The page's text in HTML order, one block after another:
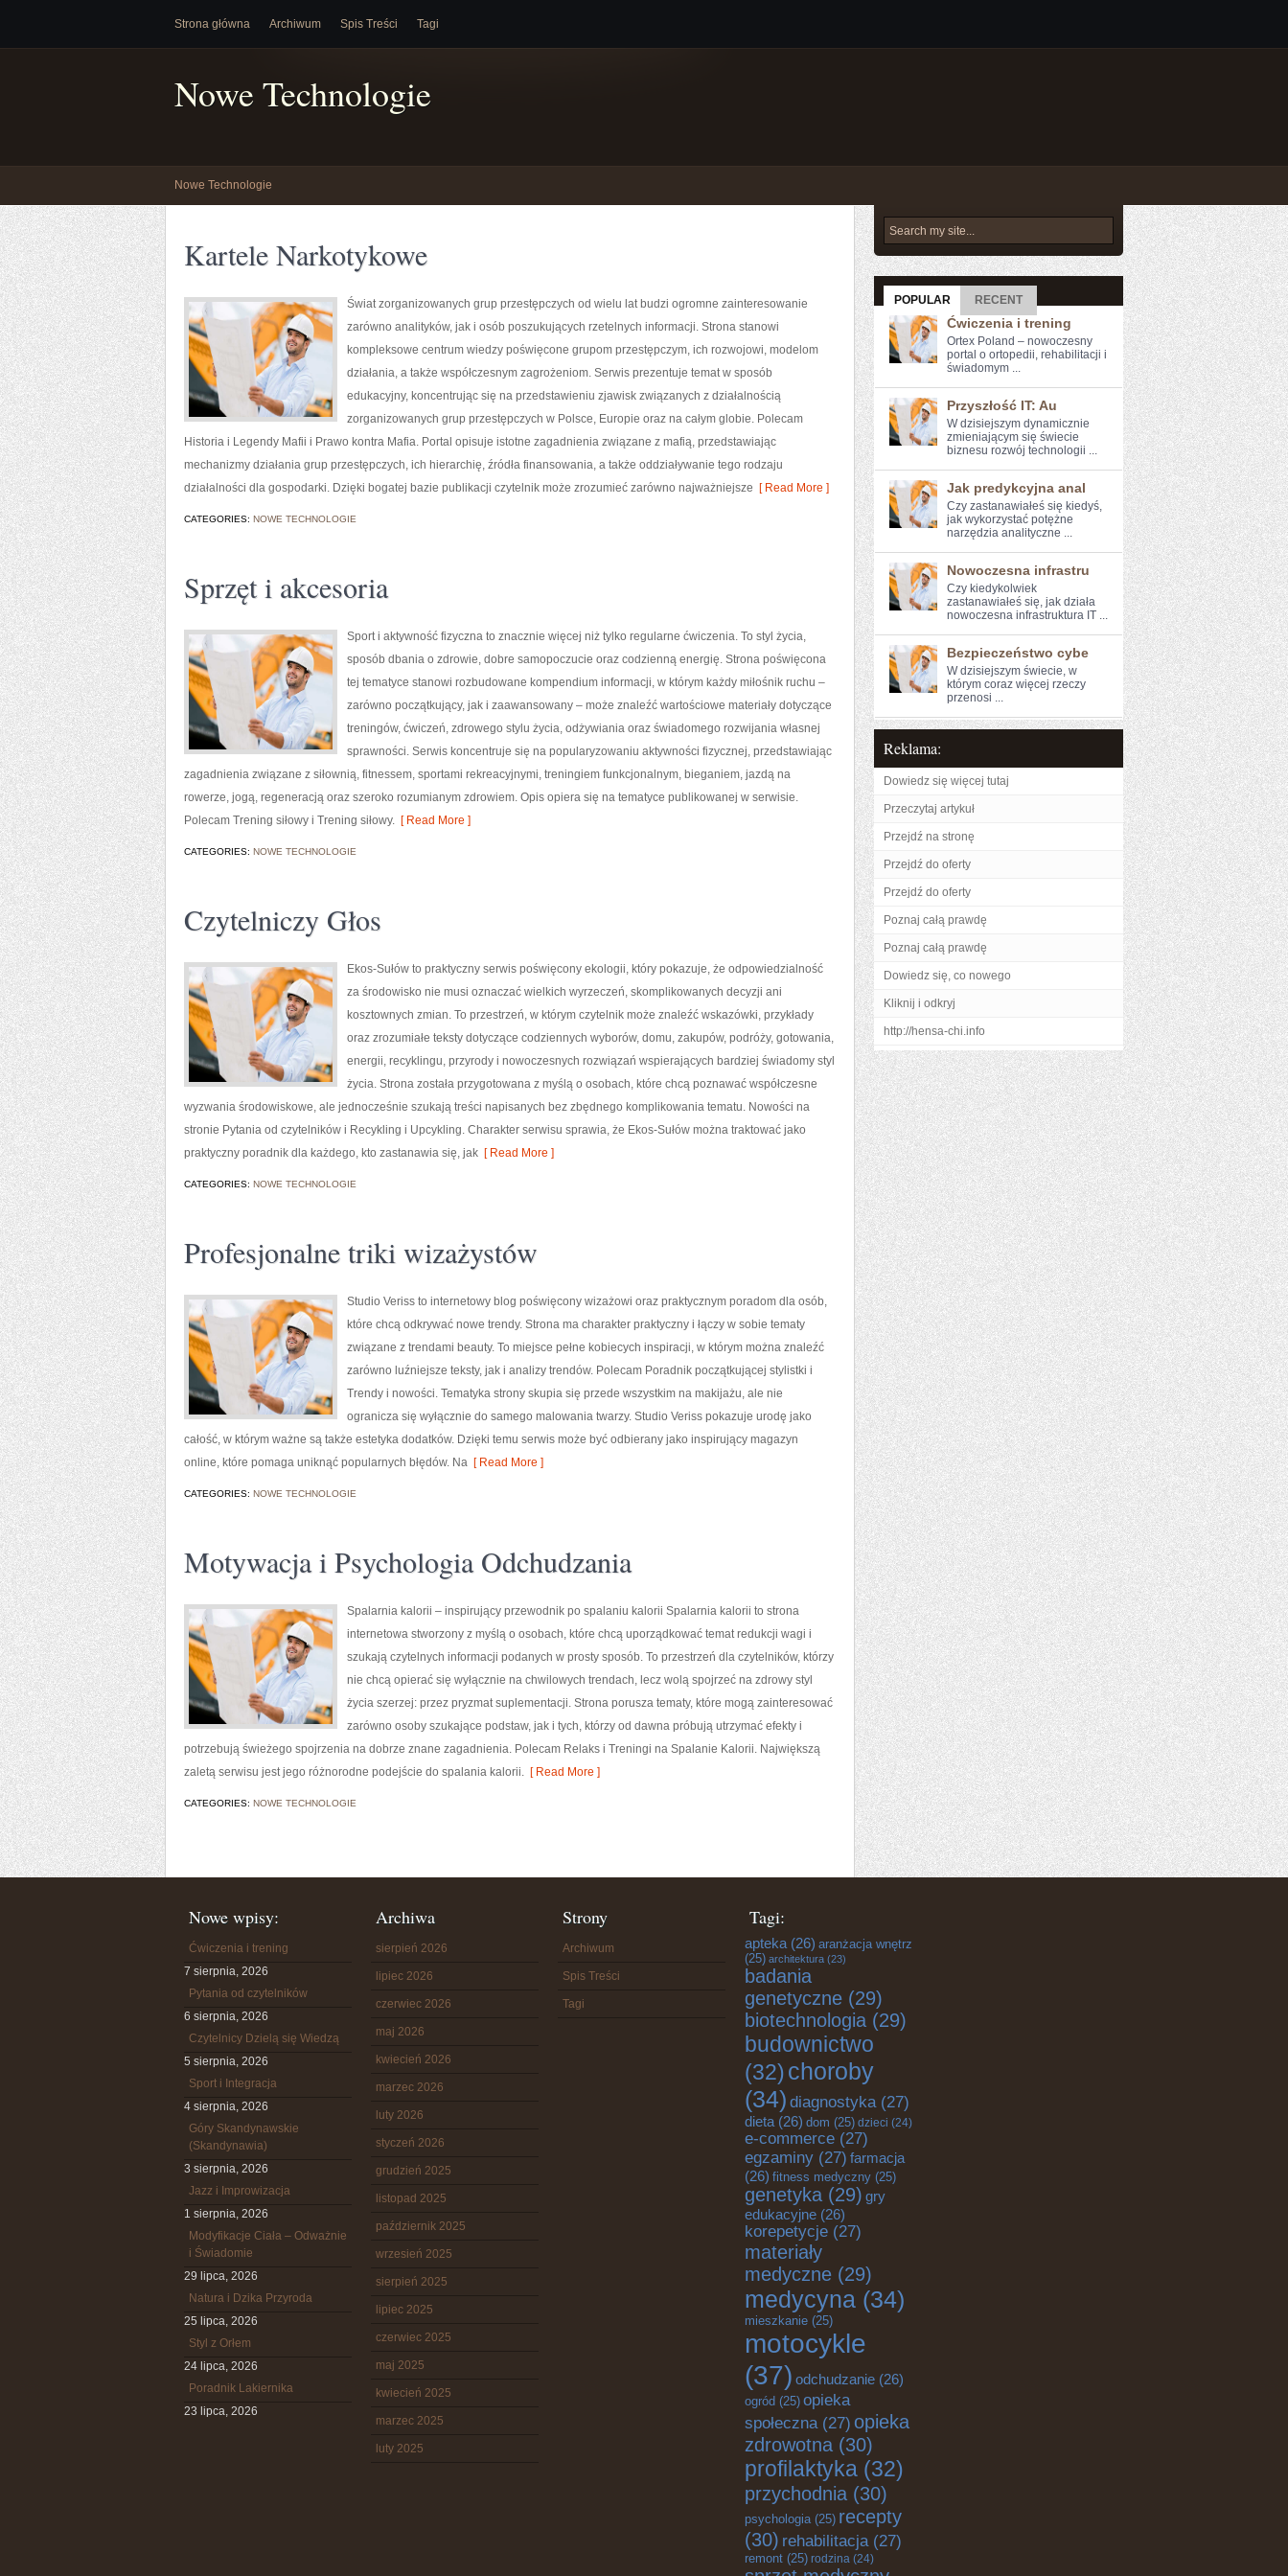
Strona główna Archiwum Spis Treści Tagi
Nowe Technologie
Nowe Technologie
Kartele Narkotykowe
Świat zorganizowanych grup przestępczych od wielu lat budzi ogromne zainteresowanie
zarówno analityków, jak i osób poszukujących rzetelnych informacji. Strona stanowi
kompleksowe centrum wiedzy poświęcone grupom przestępczym, ich rozwojowi, modelom
działania, a także współczesnym zagrożeniom. Serwis prezentuje temat w sposób
edukacyjny, koncentrując się na przedstawieniu zjawisk związanych z działalnością
zorganizowanych grup przestępczych w Polsce, Europie oraz na całym globie. Polecam
Historia i Legendy Mafii i Prawo kontra Mafia. Portal opisuje istotne zagadnienia związane z mafią, przedstawiając
mechanizmy działania grup przestępczych, ich hierarchię, źródła finansowania, a także oddziaływanie tego rodzaju
działalności dla gospodarki. Dzięki bogatej bazie publikacji czytelnik może zrozumieć zarówno najważniejsze [ Read More ]
CATEGORIES: NOWE TECHNOLOGIE
Sprzęt i akcesoria
Sport i aktywność fizyczna to znacznie więcej niż tylko regularne ćwiczenia. To styl życia,
sposób dbania o zdrowie, dobre samopoczucie oraz codzienną energię. Strona poświęcona
tej tematyce stanowi rozbudowane kompendium informacji, w którym każdy miłośnik ruchu –
zarówno początkujący, jak i zaawansowany – może znaleźć wartościowe materiały dotyczące
treningów, ćwiczeń, zdrowego stylu życia, odżywiania oraz świadomego rozwijania własnej
sprawności. Serwis koncentruje się na popularyzowaniu aktywności fizycznej, przedstawiając
zagadnienia związane z siłownią, fitnessem, sportami rekreacyjnymi, treningiem funkcjonalnym, bieganiem, jazdą na
rowerze, jogą, regeneracją oraz szeroko rozumianym zdrowiem. Opis opiera się na tematyce publikowanej w serwisie.
Polecam Trening siłowy i Trening siłowy. [ Read More ]
CATEGORIES: NOWE TECHNOLOGIE
Czytelniczy Głos
Ekos-Sułów to praktyczny serwis poświęcony ekologii, który pokazuje, że odpowiedzialność
za środowisko nie musi oznaczać wielkich wyrzeczeń, skomplikowanych decyzji ani
kosztownych zmian. To przestrzeń, w którym czytelnik może znaleźć wskazówki, przykłady
oraz zrozumiałe teksty dotyczące codziennych wyborów, domu, zakupów, podróży, gotowania,
energii, recyklingu, przyrody i nowoczesnych rozwiązań wspierających bardziej świadomy styl
życia. Strona została przygotowana z myślą o osobach, które chcą poznawać współczesne
wyzwania środowiskowe, ale jednocześnie szukają treści napisanych bez zbędnego komplikowania tematu. Nowości na
stronie Pytania od czytelników i Recykling i Upcykling. Charakter serwisu sprawia, że Ekos-Sułów można traktować jako
praktyczny poradnik dla każdego, kto zastanawia się, jak [ Read More ]
CATEGORIES: NOWE TECHNOLOGIE
Profesjonalne triki wizażystów
Studio Veriss to internetowy blog poświęcony wizażowi oraz praktycznym poradom dla osób,
które chcą odkrywać nowe trendy. Strona ma charakter praktyczny i łączy w sobie tematy
związane z trendami beauty. To miejsce pełne kobiecych inspiracji, w którym można znaleźć
zarówno luźniejsze teksty, jak i analizy trendów. Polecam Poradnik początkującej stylistki i
Trendy i nowości. Tematyka strony skupia się przede wszystkim na makijażu, ale nie
ogranicza się wyłącznie do samego malowania twarzy. Studio Veriss pokazuje urodę jako
całość, w którym ważne są także estetyka dodatków. Dzięki temu serwis może być odbierany jako inspirujący magazyn
online, które pomaga uniknąć popularnych błędów. Na [ Read More ]
CATEGORIES: NOWE TECHNOLOGIE
Motywacja i Psychologia Odchudzania
Spalarnia kalorii – inspirujący przewodnik po spalaniu kalorii Spalarnia kalorii to strona
internetowa stworzony z myślą o osobach, które chcą uporządkować temat redukcji wagi i
szukają czytelnych informacji podanych w prosty sposób. To przestrzeń dla czytelników, którzy
nie chcą opierać się wyłącznie na chwilowych trendach, lecz wolą spojrzeć na zdrowy styl
życia szerzej: przez pryzmat suplementacji. Strona porusza tematy, które mogą zainteresować
zarówno osoby szukające podstaw, jak i tych, którzy od dawna próbują utrzymać efekty i
potrzebują świeżego spojrzenia na dobrze znane zagadnienia. Polecam Relaks i Treningi na Spalanie Kalorii. Największą
zaletą serwisu jest jego różnorodne podejście do spalania kalorii. [ Read More ]
CATEGORIES: NOWE TECHNOLOGIE
POPULAR RECENT
Ćwiczenia i trening
Ortex Poland – nowoczesny
portal o ortopedii, rehabilitacji i
świadomym ...
Przyszłość IT: Au
W dzisiejszym‌ dynamicznie‍
zmieniającym się świecie
biznesu⁣ rozwój technologii ...
Jak predykcyjna anal
Czy zastanawiałeś się kiedyś,
jak wykorzystać potężne
narzędzia ⁤analityczne ...
Nowoczesna infrastru
Czy kiedykolwiek
zastanawiałeś się, jak działa
⁤nowoczesna ⁤infrastruktura IT ...
Bezpieczeństwo cybe
W dzisiejszym świecie, w
którym coraz więcej rzeczy
przenosi ...
Reklama:
Dowiedz się więcej tutaj
Przeczytaj artykuł
Przejdź na stronę
Przejdź do oferty
Przejdź do oferty
Poznaj całą prawdę
Poznaj całą prawdę
Dowiedz się, co nowego
Kliknij i odkryj
http://hensa-chi.info
Nowe wpisy:
Ćwiczenia i trening
7 sierpnia, 2026
Pytania od czytelników
6 sierpnia, 2026
Czytelnicy Dzielą się Wiedzą
5 sierpnia, 2026
Sport i Integracja
4 sierpnia, 2026
Góry Skandynawskie
(Skandynawia)
3 sierpnia, 2026
Jazz i Improwizacja
1 sierpnia, 2026
Modyfikacje Ciała – Odważnie
i Świadomie
29 lipca, 2026
Natura i Dzika Przyroda
25 lipca, 2026
Styl z Orłem
24 lipca, 2026
Poradnik Lakiernika
23 lipca, 2026
Archiwa
sierpień 2026
lipiec 2026
czerwiec 2026
maj 2026
kwiecień 2026
marzec 2026
luty 2026
styczeń 2026
grudzień 2025
listopad 2025
październik 2025
wrzesień 2025
sierpień 2025
lipiec 2025
czerwiec 2025
maj 2025
kwiecień 2025
marzec 2025
luty 2025
Strony
Archiwum
Spis Treści
Tagi
Tagi:
apteka (26) aranżacja wnętrz
(25) architektura (23)
badania
genetyczne (29)
biotechnologia (29)
budownictwo
(32)choroby
(34) diagnostyka(27)
dieta (26) dom (25) dzieci (24)
e-commerce (27)
egzaminy (27) farmacja
(26) fitness medyczny (25)
genetyka (29) gry
edukacyjne (26)
korepetycje (27)
materiały
medyczne (29)
medycyna (34)
mieszkanie (25)
motocykle
(37) odchudzanie (26)
ogród (25) opieka
społeczna(27) opieka
zdrowotna (30)
profilaktyka (32)
przychodnia (30)
psychologia(25) recepty
(30) rehabilitacja(27)
remont (25) rodzina (24)